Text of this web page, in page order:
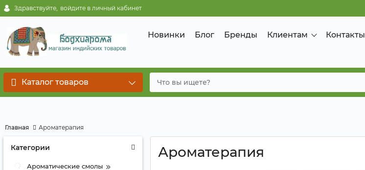
Здравствуйте, войдите в личный кабинет
Новинки Блог Бренды Клиентам Контакты
Каталог товаров
Главная Ароматерапия
Категории
Ароматические смолы
Ароматерапия